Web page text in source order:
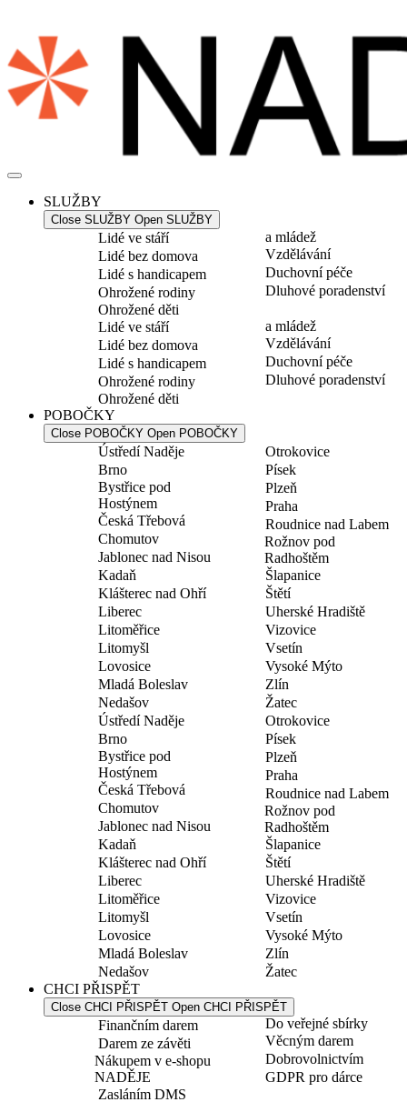
obsahu
SLUŽBY
Close SLUŽBY Open SLUŽBY
Lidé ve stáří
Lidé bez domova
Lidé s handicapem
Ohrožené rodiny
Ohrožené děti
a mládež
Vzdělávání
Duchovní péče
Dluhové poradenství
Lidé ve stáří
Lidé bez domova
Lidé s handicapem
Ohrožené rodiny
Ohrožené děti
a mládež
Vzdělávání
Duchovní péče
Dluhové poradenství
POBOČKY
Close POBOČKY Open POBOČKY
Ústředí Naděje
Brno
Bystřice pod
Hostýnem
Česká Třebová
Chomutov
Jablonec nad Nisou
Kadaň
Klášterec nad Ohří
Liberec
Litoměřice
Litomyšl
Lovosice
Mladá Boleslav
Nedašov
Otrokovice
Písek
Plzeň
Praha
Roudnice nad Labem
Rožnov pod
Radhoštěm
Šlapanice
Štětí
Uherské Hradiště
Vizovice
Vsetín
Vysoké Mýto
Zlín
Žatec
Ústředí Naděje
Brno
Bystřice pod
Hostýnem
Česká Třebová
Chomutov
Jablonec nad Nisou
Kadaň
Klášterec nad Ohří
Liberec
Litoměřice
Litomyšl
Lovosice
Mladá Boleslav
Nedašov
Otrokovice
Písek
Plzeň
Praha
Roudnice nad Labem
Rožnov pod
Radhoštěm
Šlapanice
Štětí
Uherské Hradiště
Vizovice
Vsetín
Vysoké Mýto
Zlín
Žatec
CHCI PŘISPĚT
Close CHCI PŘISPĚT Open CHCI PŘISPĚT
Finančním darem
Darem ze závěti
Nákupem v e-shopu
NADĚJE
Zasláním DMS
Do veřejné sbírky
Věcným darem
Dobrovolnictvím
GDPR pro dárce